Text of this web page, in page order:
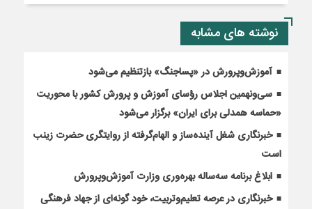
نوشته های مشابه
آموزش‌وپرورش در «پسا‌جنگ» بازتنظیم می‌شود
سی‌ونهمین اجلاس رؤسای آموزش و پرورش کشور با محوریت
«حماسه همدلی برای ایران» برگزار می‌شود
خبرنگاری شغل آینده‌ساز و الهام‌گرفته از روایتگری حضرت زینب
است
ابلاغ برنامه سه‌ساله بهره‌وری وزارت آموزش‌وپرورش
خبرنگاری در عرصه تعلیم‌وتربیت، خود گونه‌ای از جهاد فرهنگی